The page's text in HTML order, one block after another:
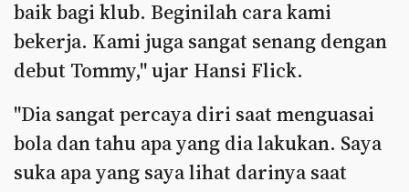
baik bagi klub. Beginilah cara kami
bekerja. Kami juga sangat senang dengan
debut Tommy," ujar Hansi Flick.
"Dia sangat percaya diri saat menguasai
bola dan tahu apa yang dia lakukan. Saya
suka apa yang saya lihat darinya saat